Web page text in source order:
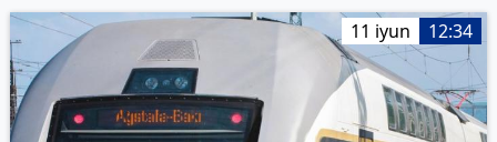
11 iyun 12:34